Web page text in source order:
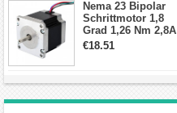
Nema 23 Bipolar
Schrittmotor 1,8
Grad 1,26 Nm 2,8A
2,5V 4 Drähte
€18.51